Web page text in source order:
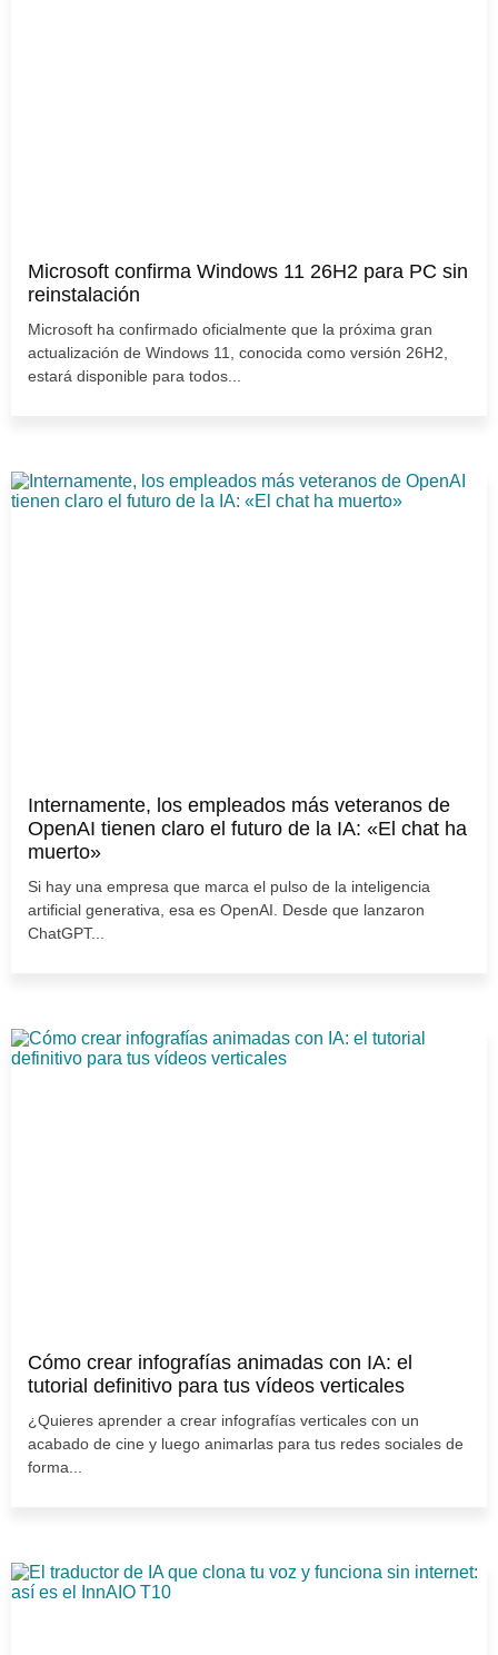
Microsoft confirma Windows 11 26H2 para PC sin
reinstalación
Microsoft ha confirmado oficialmente que la próxima gran
actualización de Windows 11, conocida como versión 26H2,
estará disponible para todos...
Internamente, los empleados más veteranos de
OpenAI tienen claro el futuro de la IA: «El chat ha
muerto»
Si hay una empresa que marca el pulso de la inteligencia
artificial generativa, esa es OpenAI. Desde que lanzaron
ChatGPT...
Cómo crear infografías animadas con IA: el
tutorial definitivo para tus vídeos verticales
¿Quieres aprender a crear infografías verticales con un
acabado de cine y luego animarlas para tus redes sociales de
forma...